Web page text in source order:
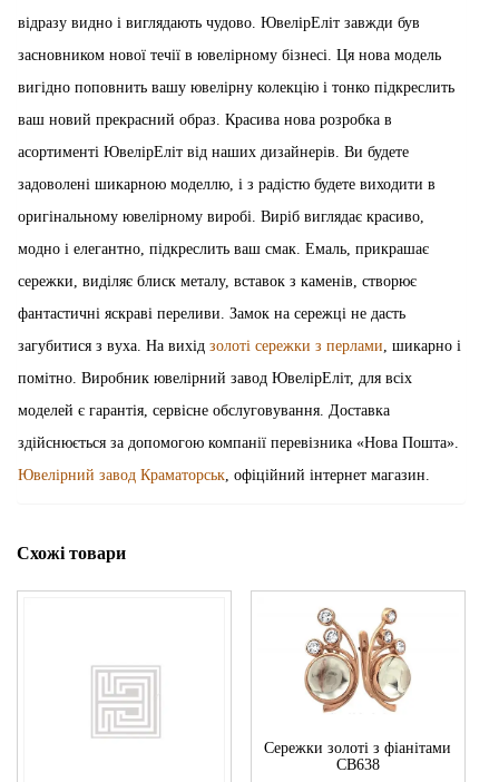
відразу видно і виглядають чудово. ЮвелірЕліт завжди був
засновником нової течії в ювелірному бізнесі. Ця нова модель
вигідно поповнить вашу ювелірну колекцію і тонко підкреслить
ваш новий прекрасний образ. Красива нова розробка в
асортименті ЮвелірЕліт від наших дизайнерів. Ви будете
задоволені шикарною моделлю, і з радістю будете виходити в
оригінальному ювелірному виробі. Виріб виглядає красиво,
модно і елегантно, підкреслить ваш смак. Емаль, прикрашає
сережки, виділяє блиск металу, вставок з каменів, створює
фантастичні яскраві переливи. Замок на сережці не дасть
загубитися з вуха. На вихід золоті сережки з перлами , шикарно і
помітно. Виробник ювелірний завод ЮвелірЕліт, для всіх
моделей є гарантія, сервісне обслуговування. Доставка
здійснюється за допомогою компанії перевізника «Нова Пошта».
Ювелірний завод Краматорськ , офіційний інтернет магазин.
Схожі товари
Сережки золоті з фіанітами
СВ638